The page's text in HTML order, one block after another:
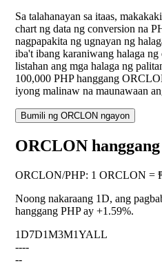
Sa talahanayan sa itaas,
chart ng data ng conversion na
nagpapakita ng ugnayan ng
iba't ibang karaniwang halaga
listahan ang mga halaga ng
100,000 PHP hanggang
iyong malinaw na maunawaan
Bumili ng ORCLON ngayon
ORCLON
ORCLON/PHP: 1 ORCLON =
Noong nakaraang 1D, ang
hanggang PHP ay +1.59%.
1D7D1M3M1YALL
----
--